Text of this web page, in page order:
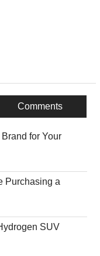
Comments
for Your
Purchasing a
SUV